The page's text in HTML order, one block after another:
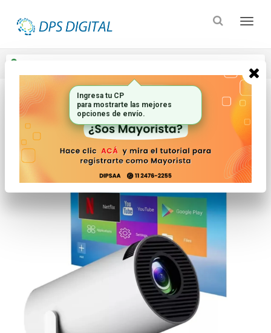
Inicio
Electronica Audio Y Video_2
Accesorios Para Audio Y Video_2